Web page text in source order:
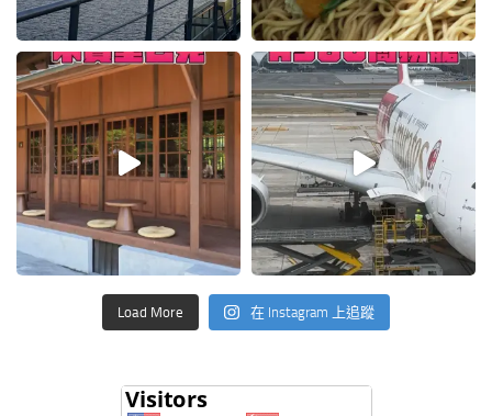
Load More 在 Instagram 上追蹤